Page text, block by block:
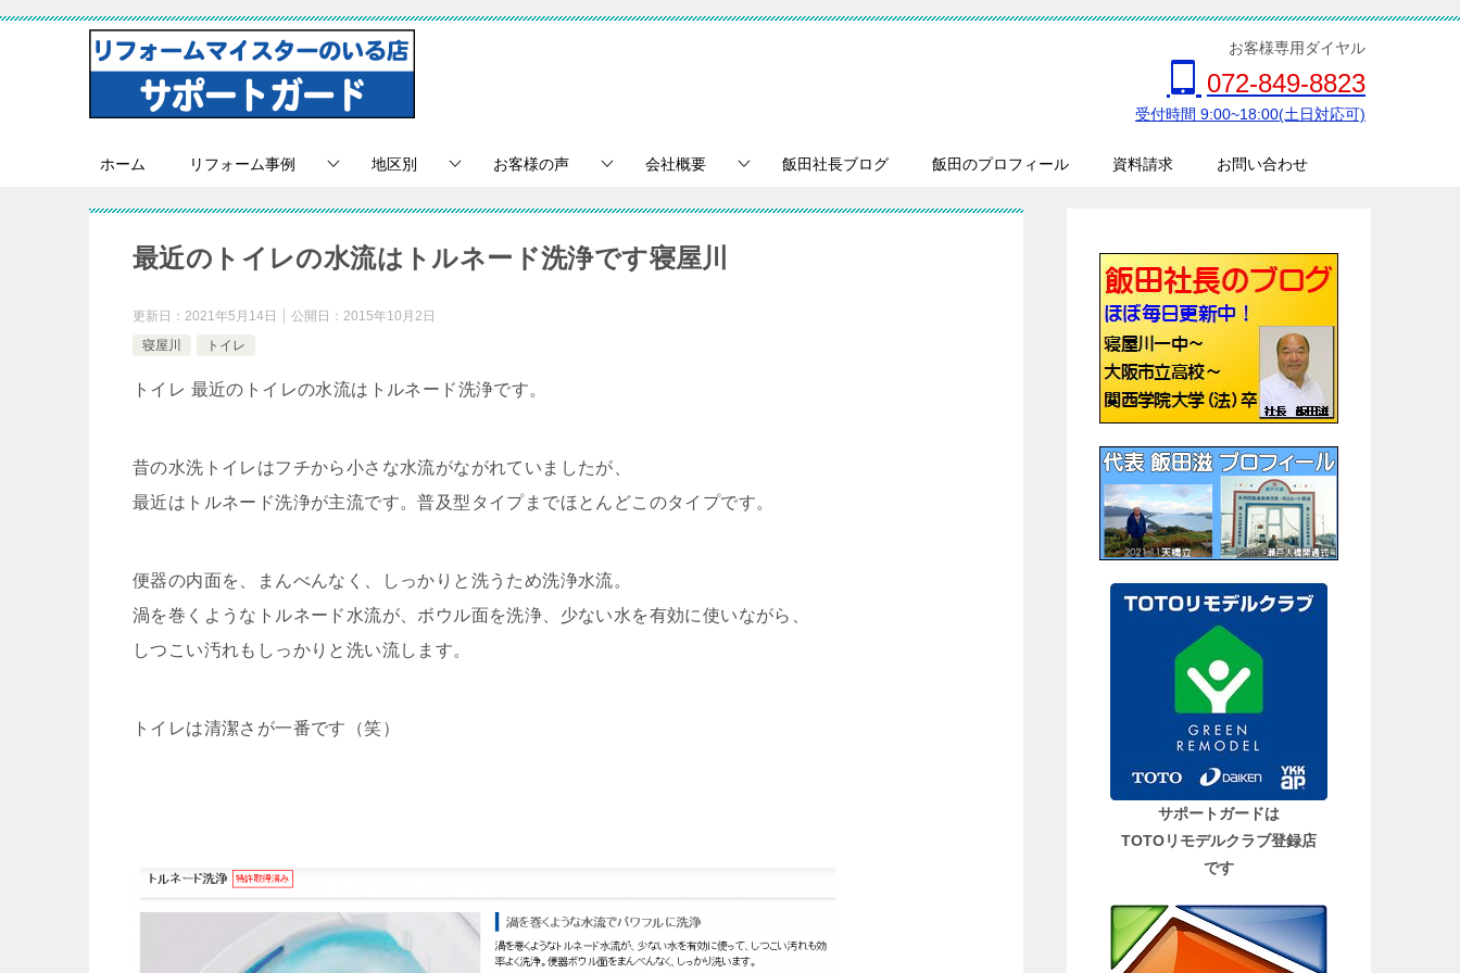
お客様専用ダイヤル
072-849-8823
受付時間 9:00~18:00(土日対応可)
ホーム リフォーム事例 地区別 お客様の声 会社概要 飯田社長ブログ 飯田のプロフィール 資料請求 お問い合わせ
最近のトイレの水流はトルネード洗浄です寝屋川
更新日： 2021年5月14日 公開日： 2015年10月2日
寝屋川
トイレ
トイレ 最近のトイレの水流はトルネード洗浄です。
昔の水洗トイレはフチから小さな水流がながれていましたが、
最近はトルネード洗浄が主流です。普及型タイプまでほとんどこのタイプです。
便器の内面を、まんべんなく、しっかりと洗うため洗浄水流。
渦を巻くようなトルネード水流が、ボウル面を洗浄、少ない水を有効に使いながら、
しつこい汚れもしっかりと洗い流します。
トイレは清潔さが一番です（笑）
サポートガードは
TOTOリモデルクラブ登録店
です